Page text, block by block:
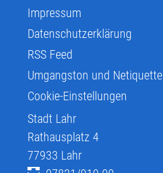
Impressum
Datenschutzerklärung
RSS Feed
Umgangston und Netiquette
Cookie-Einstellungen
Stadt Lahr
Rathausplatz 4
77933 Lahr